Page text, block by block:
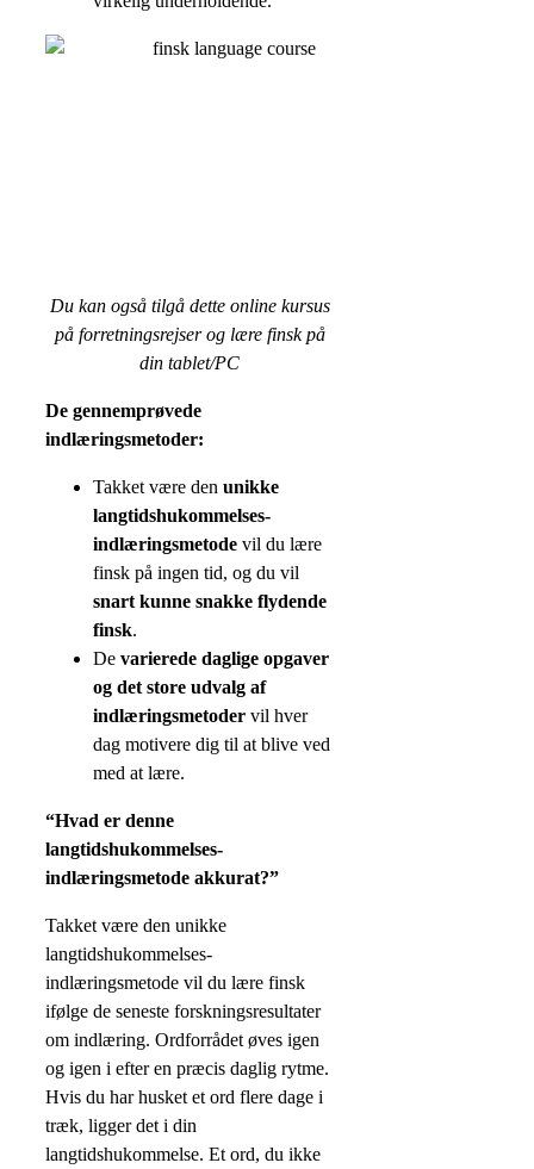
Du kan også tilgå dette online kursus
på forretningsrejser og lære finsk på
din tablet/PC
De gennemprøvede
indlæringsmetoder:
Takket være den unikke
langtidshukommelses-
indlæringsmetode vil du lære
finsk på ingen tid, og du vil
snart kunne snakke flydende
finsk.
De varierede daglige opgaver
og det store udvalg af
indlæringsmetoder vil hver
dag motivere dig til at blive ved
med at lære.
“Hvad er denne
langtidshukommelses-
indlæringsmetode akkurat?”
Takket være den unikke
langtidshukommelses-
indlæringsmetode vil du lære finsk
ifølge de seneste forskningsresultater
om indlæring. Ordforrådet øves igen
og igen i efter en præcis daglig rytme.
Hvis du har husket et ord flere dage i
træk, ligger det i din
langtidshukommelse. Et ord, du ikke